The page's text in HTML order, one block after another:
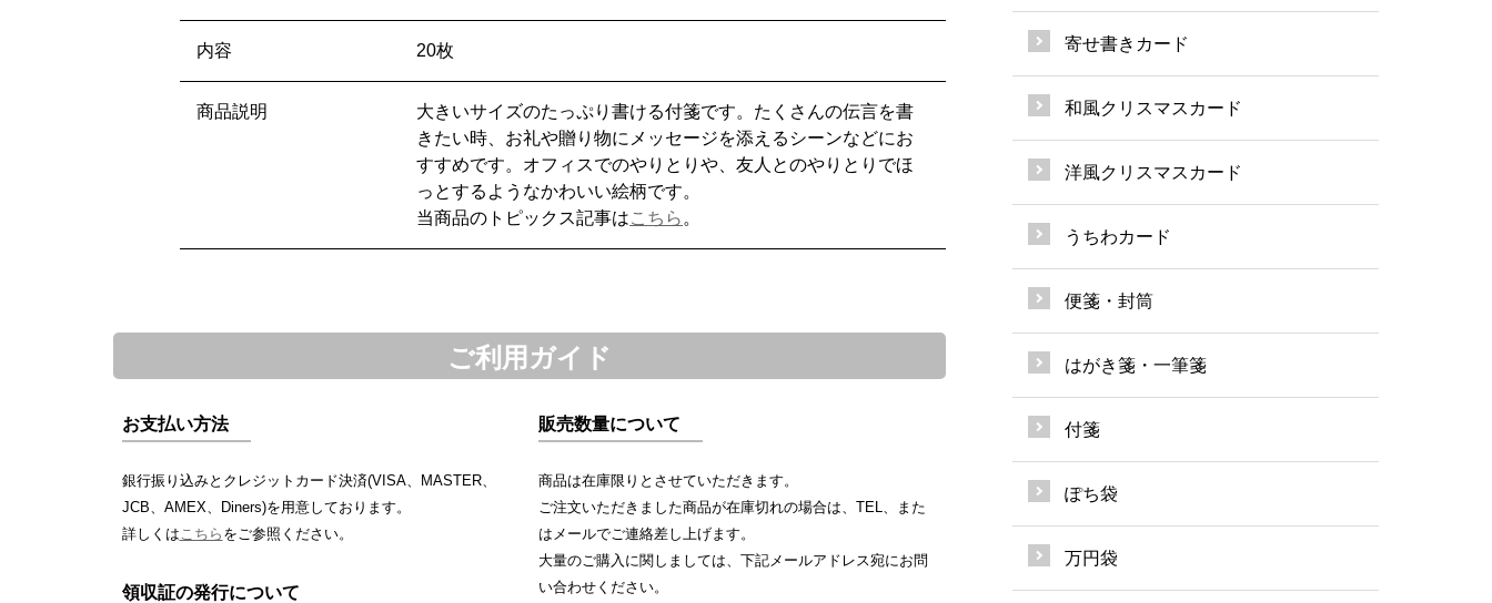
内容 20枚
商品説明
大きいサイズのたっぷり書ける付箋です。たくさんの伝言を書
きたい時、お礼や贈り物にメッセージを添えるシーンなどにお
すすめです。オフィスでのやりとりや、友人とのやりとりでほ
っとするようなかわいい絵柄です。
当商品のトピックス記事はこちら 。
ご利用ガイド
お支払い方法
銀行振り込みとクレジットカード決済(VISA、MASTER、
JCB、AMEX、Diners)を用意しております。
詳しくは こちら をご参照ください。
領収証の発行について
販売数量について
商品は在庫限りとさせていただきます。
ご注文いただきました商品が在庫切れの場合は、TEL、また
はメールでご連絡差し上げます。
大量のご購入に関しましては、下記メールアドレス宛にお問
い合わせください。
寄せ書きカード
和風クリスマスカード
洋風クリスマスカード
うちわカード
便箋・封筒
はがき箋・一筆箋
付箋
ぽち袋
万円袋